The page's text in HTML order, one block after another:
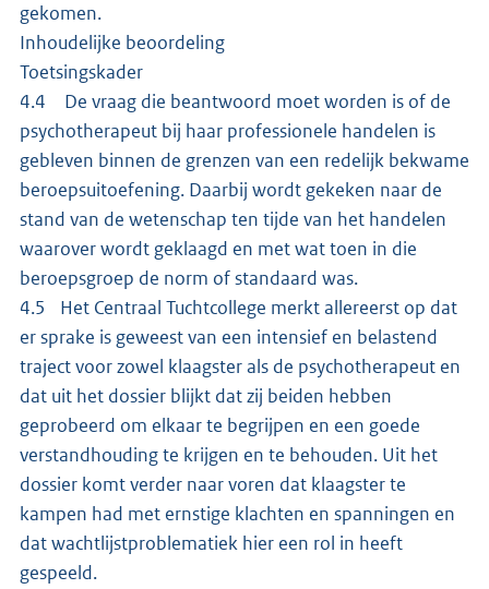
gekomen.
Inhoudelijke beoordeling
Toetsingskader
4.4 De vraag die beantwoord moet worden is of de
psychotherapeut bij haar professionele handelen is
gebleven binnen de grenzen van een redelijk bekwame
beroepsuitoefening. Daarbij wordt gekeken naar de
stand van de wetenschap ten tijde van het handelen
waarover wordt geklaagd en met wat toen in die
beroepsgroep de norm of standaard was.
4.5 Het Centraal Tuchtcollege merkt allereerst op dat
er sprake is geweest van een intensief en belastend
traject voor zowel klaagster als de psychotherapeut en
dat uit het dossier blijkt dat zij beiden hebben
geprobeerd om elkaar te begrijpen en een goede
verstandhouding te krijgen en te behouden. Uit het
dossier komt verder naar voren dat klaagster te
kampen had met ernstige klachten en spanningen en
dat wachtlijstproblematiek hier een rol in heeft
gespeeld.